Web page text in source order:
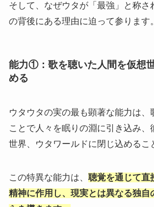
そして、なぜウタが「最強」と称さ
の背後にある理由に迫って参ります。
能力①：歌を聴いた人間を仮想
める
ウタウタの実の最も顕著な能力は、
ことで人々を眠りの淵に引き込み、
世界、ウタワールドに閉じ込めるこ
この特異な能力は、 聴覚を通じて直
精神に作用し、現実とは異なる独自